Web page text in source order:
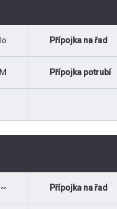
Přípojka na řad
Přípojka potrubí
Přípojka na řad